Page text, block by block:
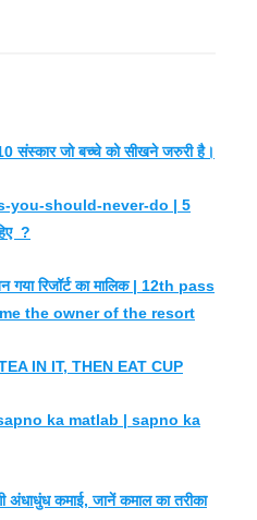
जो बच्चे को सीखने जरुरी है।
you-should-never-do | 5
?
गया रिजॉर्ट का मालिक | 12th pass
the owner of the resort
IN IT, THEN EAT CUP
sapno ka matlab | sapno ka
कमाई, जानें कमाल का तरीका